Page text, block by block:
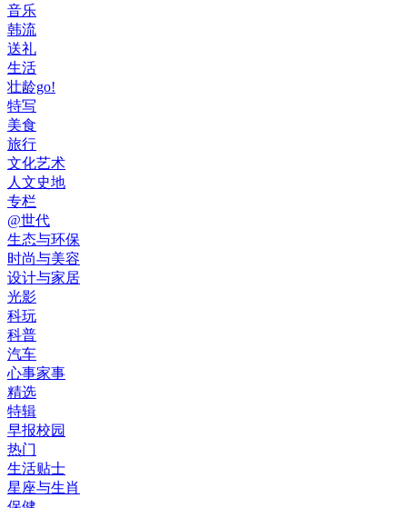
音乐
韩流
送礼
生活
壮龄go!
特写
美食
旅行
文化艺术
人文史地
专栏
@世代
生态与环保
时尚与美容
设计与家居
光影
科玩
科普
汽车
心事家事
精选
特辑
早报校园
热门
生活贴士
星座与生肖